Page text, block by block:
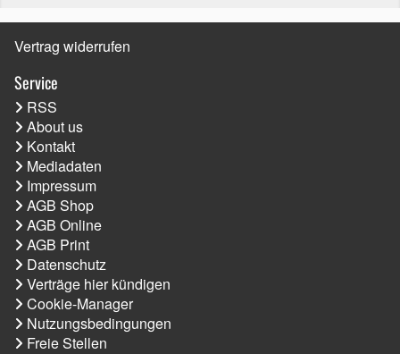
Vertrag widerrufen
Service
RSS
About us
Kontakt
Mediadaten
Impressum
AGB Shop
AGB Online
AGB Print
Datenschutz
Verträge hier kündigen
Cookie-Manager
Nutzungsbedingungen
Freie Stellen